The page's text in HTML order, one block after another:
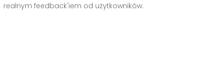
realnym feedback'iem od użytkowników.